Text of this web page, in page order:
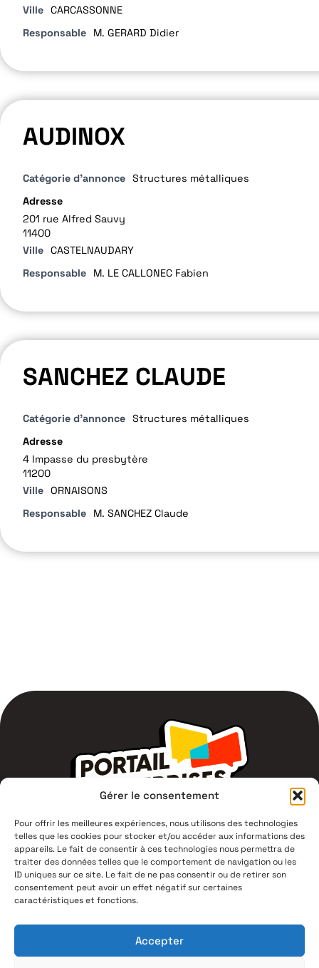
Gérer le consentement
Pour offrir les meilleures expériences, nous utilisons des technologies
telles que les cookies pour stocker et/ou accéder aux informations des
appareils. Le fait de consentir à ces technologies nous permettra de
traiter des données telles que le comportement de navigation ou les
ID uniques sur ce site. Le fait de ne pas consentir ou de retirer son
consentement peut avoir un effet négatif sur certaines
caractéristiques et fonctions.
Accepter
Ville CARCASSONNE
Responsable
M. GERARD Didier
AUDINOX
Catégorie d'annonce Structures métalliques
Adresse
201 rue Alfred Sauvy
11400
Ville CASTELNAUDARY
Responsable
M. LE CALLONEC Fabien
SANCHEZ CLAUDE
Catégorie d'annonce Structures métalliques
Adresse
4 Impasse du presbytère
11200
Ville ORNAISONS
Responsable
M. SANCHEZ Claude
1 Av du Campus Jean Durand,
11400 Castelnaudary
04 68 94 53 00
Mentions légales
Politique de confidentialité